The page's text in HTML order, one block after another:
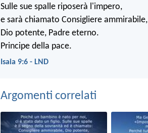
Sulle sue spalle riposerà l'impero,
e sarà chiamato Consigliere ammirabile,
Dio potente, Padre eterno.
Principe della pace.
Isaia 9:6 - LND
Argomenti correlati